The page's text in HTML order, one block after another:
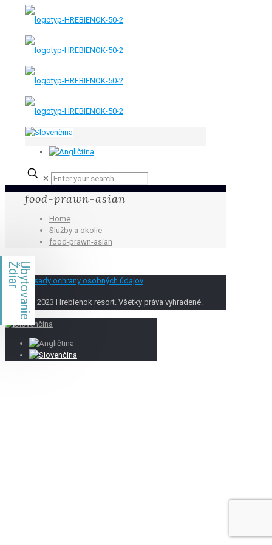
✕
food-prawn-asian
Home
Služby a okolie
food-prawn-asian
Zásady ochrany osobných údajov
Ubytovanie
Ždiar
© 2023 Hrebienok resort. Všetky práva vyhradené.